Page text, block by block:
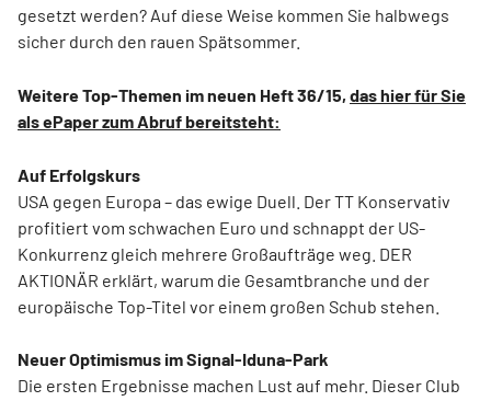
gesetzt werden? Auf diese Weise kommen Sie halbwegs
sicher durch den rauen Spätsommer.
Weitere Top-Themen im neuen Heft 36/15, das hier für Sie
als ePaper zum Abruf bereitsteht:
Auf Erfolgskurs
USA gegen Europa – das ewige Duell. Der TT Konservativ
profitiert vom schwachen Euro und schnappt der US-
Konkurrenz gleich mehrere Großaufträge weg. DER
AKTIONÄR erklärt, warum die Gesamtbranche und der
europäische Top-Titel vor einem großen Schub stehen.
Neuer Optimismus im Signal-Iduna-Park
Die ersten Ergebnisse machen Lust auf mehr. Dieser Club